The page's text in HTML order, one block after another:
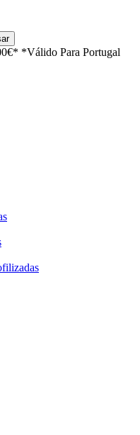
*Válido Para Portugal